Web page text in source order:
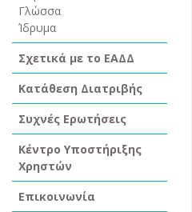
Γλώσσα
Ίδρυμα
Σχετικά με το ΕΑΔΔ
Κατάθεση Διατριβής
Συχνές Ερωτήσεις
Κέντρο Υποστήριξης
Χρηστών
Επικοινωνία